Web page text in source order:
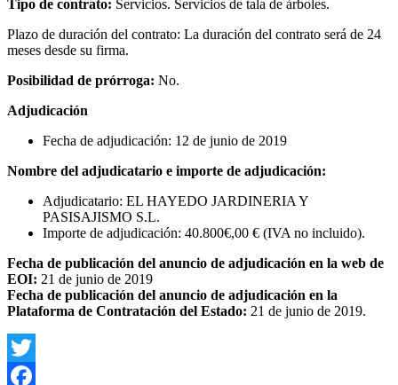
Tipo de contrato: Servicios. Servicios de tala de árboles.
Plazo de duración del contrato: La duración del contrato será de 24
meses desde su firma.
Posibilidad de prórroga: No.
Adjudicación
Fecha de adjudicación: 12 de junio de 2019
Nombre del adjudicatario e importe de adjudicación:
Adjudicatario: EL HAYEDO JARDINERIA Y
PASISAJISMO S.L.
Importe de adjudicación: 40.800€,00 € (IVA no incluido).
Fecha de publicación del anuncio de adjudicación en la web de
EOI: 21 de junio de 2019
Fecha de publicación del anuncio de adjudicación en la
Plataforma de Contratación del Estado: 21 de junio de 2019.
Twitter